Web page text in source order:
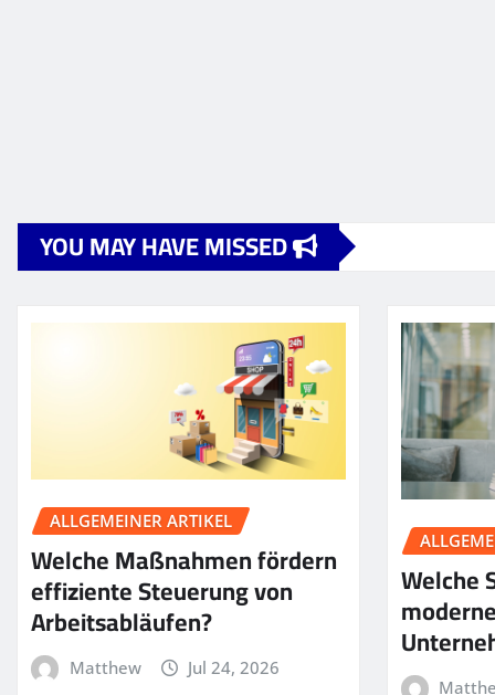
YOU MAY HAVE MISSED
ALLGEMEINER ARTIKEL
Welche Maßnahmen fördern
effiziente Steuerung von
Arbeitsabläufen?
Matthew Jul 24, 2026
Welche